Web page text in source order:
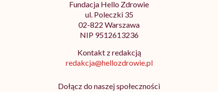
Fundacja Hello Zdrowie
ul. Poleczki 35
02-822 Warszawa
NIP 9512613236
Kontakt z redakcją
redakcja@hellozdrowie.pl
Dołącz do naszej społeczności